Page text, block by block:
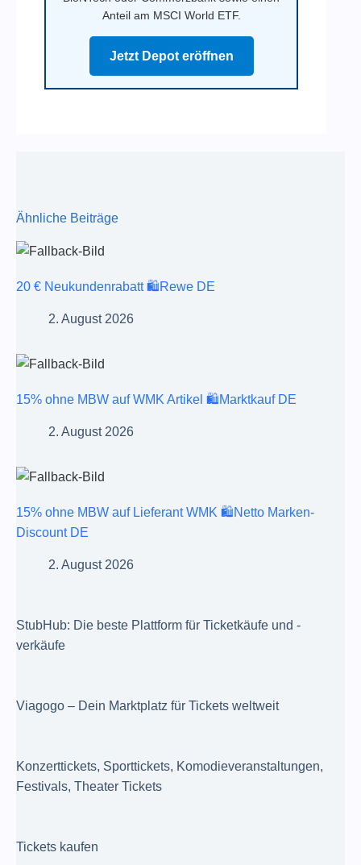
Anteil am MSCI World ETF.
Jetzt Depot eröffnen
Ähnliche Beiträge
20 € Neukundenrabatt 🛍️Rewe DE
2. August 2026
15% ohne MBW auf WMK Artikel 🛍️Marktkauf DE
2. August 2026
15% ohne MBW auf Lieferant WMK 🛍️Netto Marken-
Discount DE
2. August 2026
StubHub: Die beste Plattform für Ticketkäufe und -
verkäufe
Viagogo – Dein Marktplatz für Tickets weltweit
Konzerttickets, Sporttickets, Komodieveranstaltungen,
Festivals, Theater Tickets
Tickets kaufen